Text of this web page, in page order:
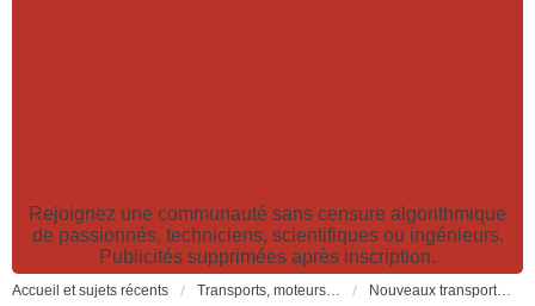
Rejoignez une communauté sans censure algorithmique
de passionnés, techniciens, scientifiques ou ingénieurs.
Publicités supprimées après inscription.
Accueil et sujets récents Transports, moteurs et pollution : nouveaux moteurs, transports électriques et innovations technologiques Nouveaux transports: innovations, moteurs, pollution, technologies, politiques, organisation...